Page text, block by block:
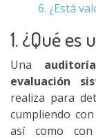
6. ¿Está
1. ¿Qué
Una
evaluación
realiza para
cumpliendo
así como